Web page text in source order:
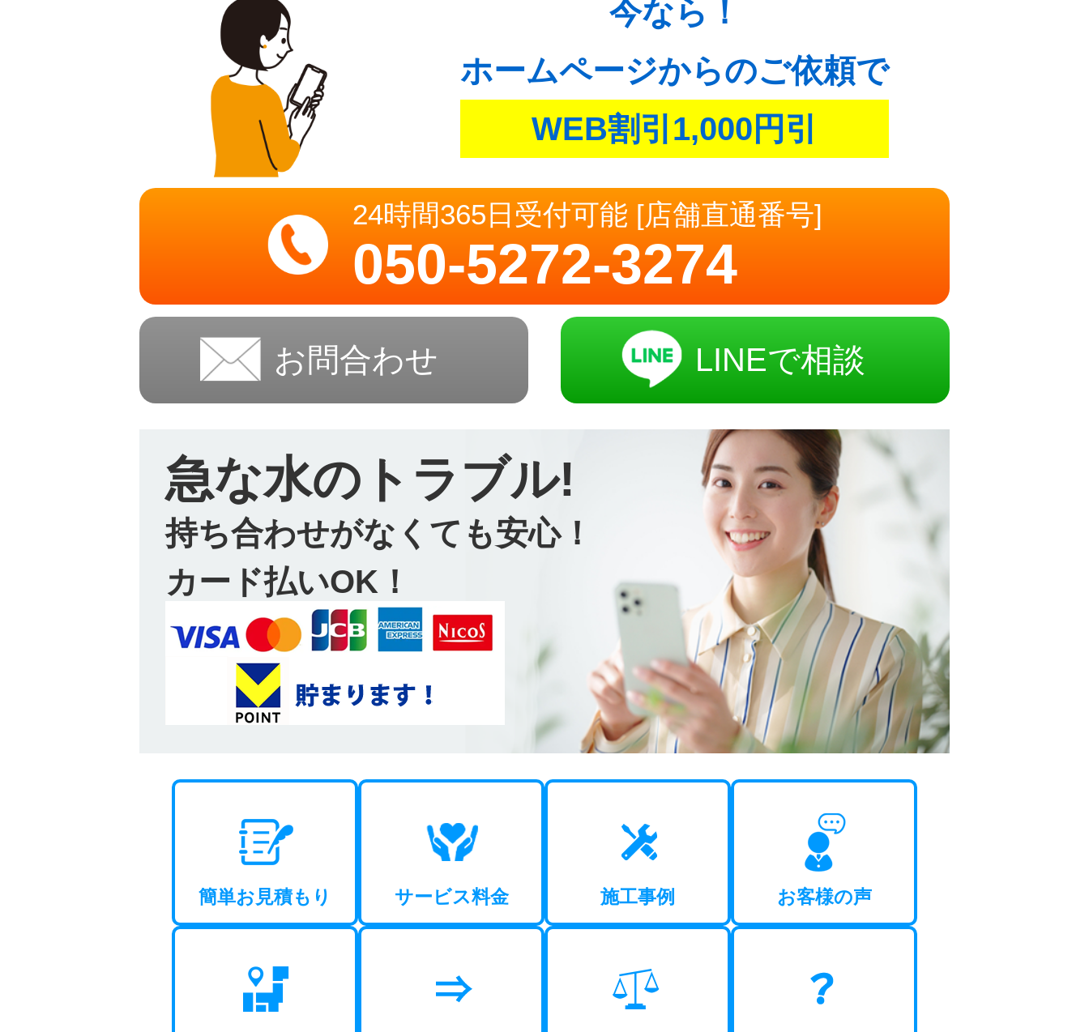
今なら！
ホームページからのご依頼で
WEB割引1,000円引
24時間365日受付可能 [店舗直通番号]
050-5272-3274
お問合わせ LINEで相談
急な水のトラブル!
持ち合わせがなくても安心！
カード払いOK！
簡単お見積もり サービス料金 施工事例 お客様の声